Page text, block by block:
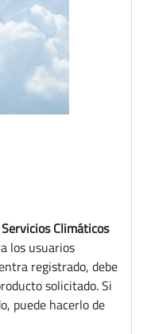
Climáticos
los usuarios
registrado, debe
solicitado. Si
puede hacerlo de